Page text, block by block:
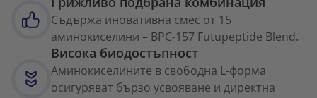
Съдържа иновативна смес от 15
аминокиселини – BPC-157 Futupeptide Blend.
Висока биодостъпност
Аминокиселините в свободна L-форма
осигуряват бързо усвояване и директна